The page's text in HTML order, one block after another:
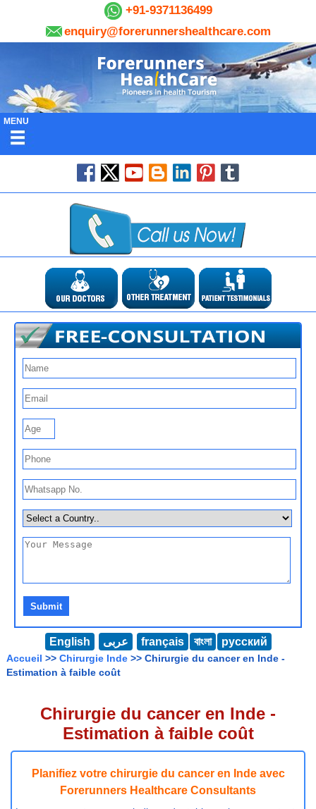
+91-9371136499
enquiry@forerunnershealthcare.com
MENU
English عربى français বাংলা русский
Accueil >> Chirurgie Inde >> Chirurgie du cancer en Inde -
Estimation à faible coût
Chirurgie du cancer en Inde -
Estimation à faible coût
Planifiez votre chirurgie du cancer en Inde avec
Forerunners Healthcare Consultants